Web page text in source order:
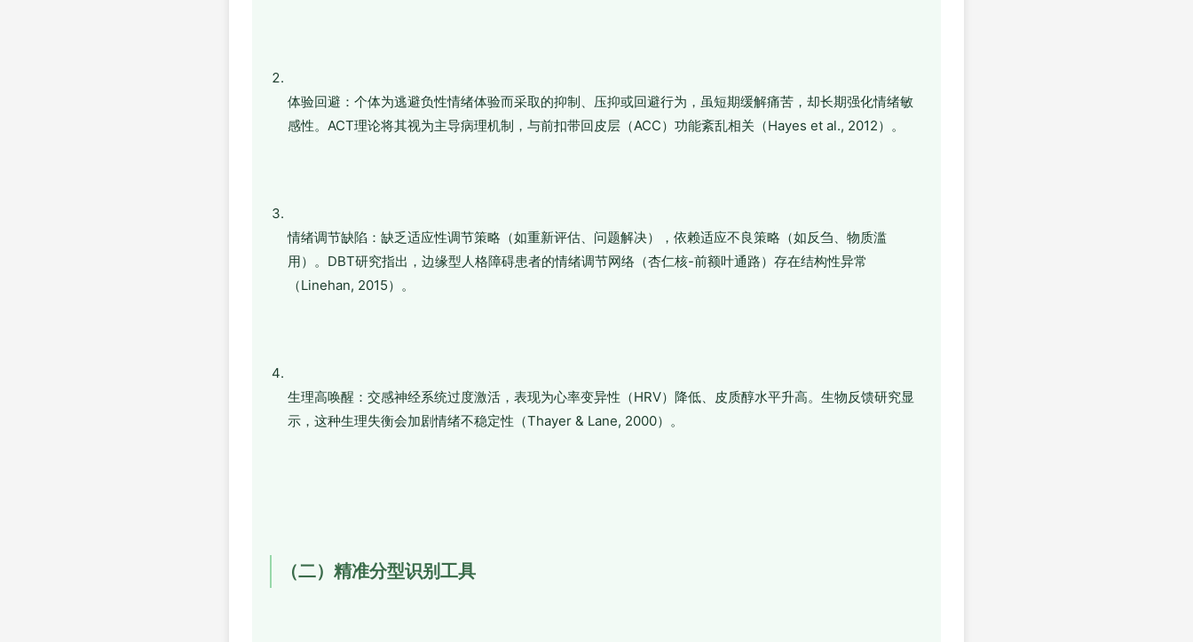
体验回避：个体为逃避负性情绪体验而采取的抑制、压抑或回避行为，虽短期缓解痛苦，却长期强化情绪敏
感性。ACT理论将其视为主导病理机制，与前扣带回皮层（ACC）功能紊乱相关（Hayes et al., 2012）。
情绪调节缺陷：缺乏适应性调节策略（如重新评估、问题解决），依赖适应不良策略（如反刍、物质滥
用）。DBT研究指出，边缘型人格障碍患者的情绪调节网络（杏仁核-前额叶通路）存在结构性异常
（Linehan, 2015）。
生理高唤醒：交感神经系统过度激活，表现为心率变异性（HRV）降低、皮质醇水平升高。生物反馈研究显
示，这种生理失衡会加剧情绪不稳定性（Thayer & Lane, 2000）。
（二）精准分型识别工具